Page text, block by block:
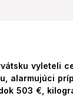
vyleteli
alarmujúci
503 €,